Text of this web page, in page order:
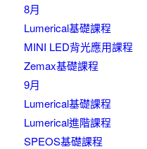
8月
Lumerical基礎課程
MINI LED背光應用課程
Zemax基礎課程
9月
Lumerical基礎課程
Lumerical進階課程
SPEOS基礎課程